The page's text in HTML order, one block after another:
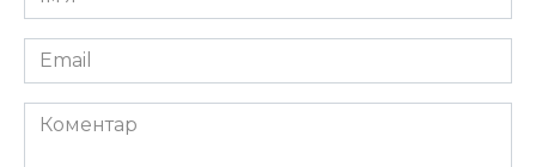
*
Email
*
Коментар